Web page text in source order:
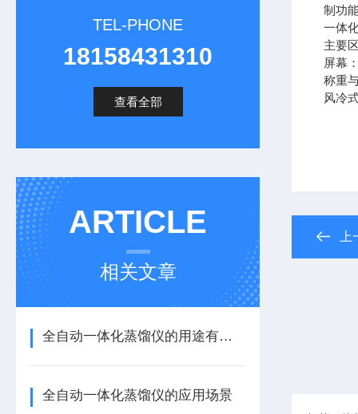
TEL-PHONE
18158431310
查看全部
ARTICLE
相关文章
全自动一体化蒸馏仪的用途有哪些
全自动一体化蒸馏仪的应用场景
制功
一体
主要
屏幕
称重
风冷